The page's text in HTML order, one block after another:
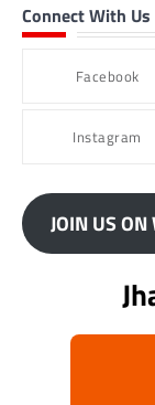
Connect With Us
Facebook
Instagram
JOIN US